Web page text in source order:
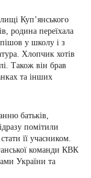
Куп’янського
родина переїхала
у школу і з
Хлопчик хотів
Також він брав
та інших
батьків,
помітили
її учасником.
команди КВК
України та